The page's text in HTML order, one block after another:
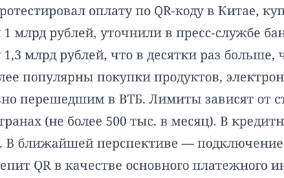
оплату по QR-коду в Китае,
млрд рублей, уточнили в пресс-службе
млрд рублей, что в десятки раз
популярны покупки продуктов,
перешедшим в ВТБ. Лимиты зависят от
(не более 500 тыс. в месяц). В
В ближайшей перспективе —
QR в качестве основного платежного